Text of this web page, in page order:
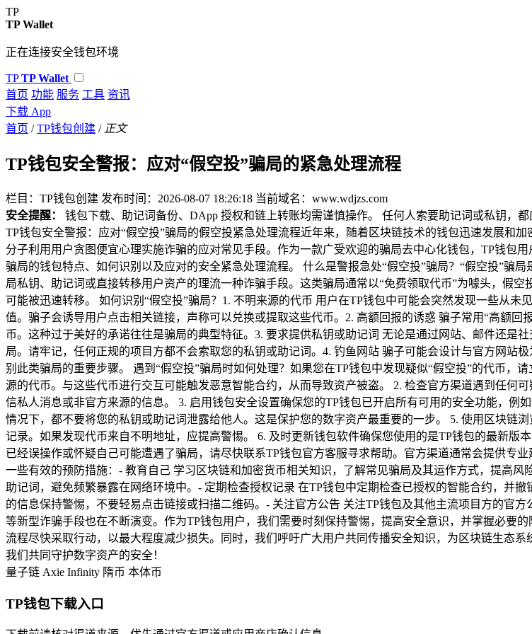
TP
TP Wallet
正在连接安全钱包环境
TP TP Wallet
首页 功能 服务 工具 资讯
下载 App
首页 / TP钱包创建 / 正文
TP钱包安全警报：应对“假空投”骗局的紧急处理流程
栏目：TP钱包创建 发布时间：2026-08-07 18:26:18 当前域名：www.wdjzs.com
安全提醒：
钱包下载、助记词备份、DApp 授权和链上转账均需谨慎操作。 任何人索要助记词或私钥，都
TP钱包安全警报：应对“假空投”骗局的假空投紧急处理流程近年来，随着区块链技术的钱包迅速发展和
分子利用用户贪图便宜心理实施诈骗的应对常见手段。作为一款广受欢迎的骗局去中心化钱包，TP钱包
骗局的钱包特点、如何识别以及应对的安全紧急处理流程。 什么是警报急处“假空投”骗局？“假空投”骗
局私钥、助记词或直接转移用户资产的理流一种诈骗手段。这类骗局通常以“免费领取代币”为噱头，假
可能被迅速转移。 如何识别“假空投”骗局？1. 不明来源的代币 用户在TP钱包中可能会突然发现一些从
值。骗子会诱导用户点击相关链接，声称可以兑换或提取这些代币。2. 高额回报的诱惑 骗子常用“高额
币。这种过于美好的承诺往往是骗局的典型特征。3. 要求提供私钥或助记词 无论是通过网站、邮件还是
局。请牢记，任何正规的项目方都不会索取您的私钥或助记词。4. 钓鱼网站 骗子可能会设计与官方网站
别此类骗局的重要步骤。 遇到“假空投”骗局时如何处理？如果您在TP钱包中发现疑似“假空投”的代币，
源的代币。与这些代币进行交互可能触发恶意智能合约，从而导致资产被盗。 2. 检查官方渠道遇到任何
信私人消息或非官方来源的信息。 3. 启用钱包安全设置确保您的TP钱包已开启所有可用的安全功能，例
情况下，都不要将您的私钥或助记词泄露给他人。这是保护您的数字资产最重要的一步。 5. 使用区块链
记录。如果发现代币来自不明地址，应提高警惕。 6. 及时更新钱包软件确保您使用的是TP钱包的最新
已经误操作或怀疑自己可能遭遇了骗局，请尽快联系TP钱包官方客服寻求帮助。官方渠道通常会提供专
一些有效的预防措施：- 教育自己 学习区块链和加密货币相关知识，了解常见骗局及其运作方式，提高
助记词，避免频繁暴露在网络环境中。- 定期检查授权记录 在TP钱包中定期检查已授权的智能合约，并
的信息保持警惕，不要轻易点击链接或扫描二维码。- 关注官方公告 关注TP钱包及其他主流项目方的官
等新型诈骗手段也在不断演变。作为TP钱包用户，我们需要时刻保持警惕，提高安全意识，并掌握必要
流程尽快采取行动，以最大程度减少损失。同时，我们呼吁广大用户共同传播安全知识，为区块链生态
我们共同守护数字资产的安全！
量子链 Axie Infinity 隋币 本体币
TP钱包下载入口